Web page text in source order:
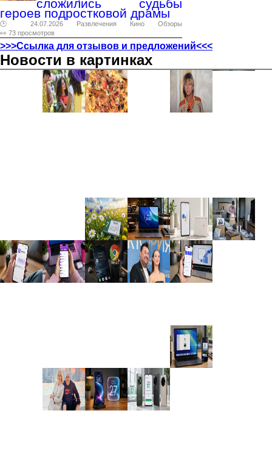
сложились судьбы
героев подростковой драмы
🕑 24.07.2026 Развлечения Кино
Обзоры
👀 73 просмотров
>>>Ссылка для отзывов и предложений<<<
Новости в картинках